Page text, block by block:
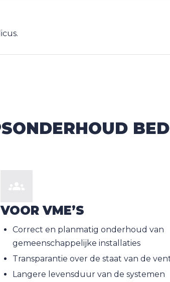
VOOR VME’S
Correct en planmatig onderhoud van
gemeenschappelijke installaties
Transparantie over de staat van de
Langere levensduur van de systemen